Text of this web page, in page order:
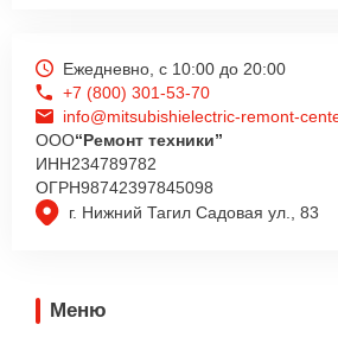
г. Нижний Тагил Садовая ул., 83
Ежедневно, с 10:00 до 20:00
+7 (800) 301-53-70
info@mitsubishielectric-remont-
ООО“Ремонт техники”
ИНН234789782
ОГРН98742397845098
Меню